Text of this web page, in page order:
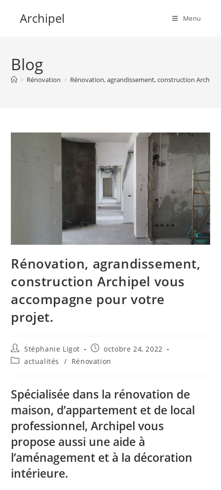
Archipel Menu
Blog
> Rénovation > Rénovation, agrandissement, construction
Rénovation, agrandissement,
construction Archipel vous
accompagne pour votre
projet.
Auteur/autrice
de
la
Stéphanie Ligot
Publication
publiée :
octobre 24, 2022
Postactualités / Rénovation
Spécialisée dans la rénovation de
maison, d’appartement et de local
professionnel, Archipel vous
propose aussi une aide à
l’aménagement et à la décoration
intérieure.